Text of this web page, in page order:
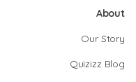
About
Our Story
Quizizz Blog